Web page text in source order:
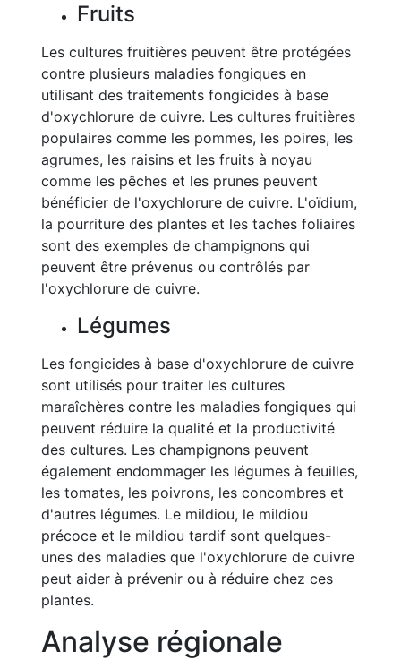
Fruits
Les cultures fruitières peuvent être protégées
contre plusieurs maladies fongiques en
utilisant des traitements fongicides à base
d'oxychlorure de cuivre. Les cultures fruitières
populaires comme les pommes, les poires, les
agrumes, les raisins et les fruits à noyau
comme les pêches et les prunes peuvent
bénéficier de l'oxychlorure de cuivre. L'oïdium,
la pourriture des plantes et les taches foliaires
sont des exemples de champignons qui
peuvent être prévenus ou contrôlés par
l'oxychlorure de cuivre.
Légumes
Les fongicides à base d'oxychlorure de cuivre
sont utilisés pour traiter les cultures
maraîchères contre les maladies fongiques qui
peuvent réduire la qualité et la productivité
des cultures. Les champignons peuvent
également endommager les légumes à feuilles,
les tomates, les poivrons, les concombres et
d'autres légumes. Le mildiou, le mildiou
précoce et le mildiou tardif sont quelques-
unes des maladies que l'oxychlorure de cuivre
peut aider à prévenir ou à réduire chez ces
plantes.
Analyse régionale